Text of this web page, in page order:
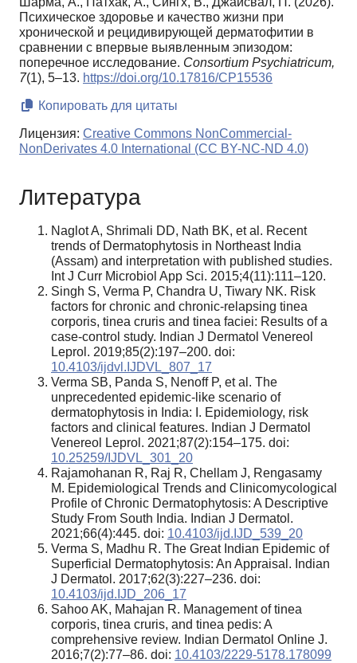
Психическое здоровье и качество жизни при
хронической и рецидивирующей дерматофитии в
сравнении с впервые выявленным эпизодом:
поперечное исследование. Consortium Psychiatricum,
7(1), 5–13. https://doi.org/10.17816/CP15536
Копировать для цитаты
Лицензия: Creative Commons NonCommercial-
NonDerivates 4.0 International (CC BY-NC-ND 4.0)
Литература
Naglot A, Shrimali DD, Nath BK, et al. Recent
trends of Dermatophytosis in Northeast India
(Assam) and interpretation with published studies.
Int J Curr Microbiol App Sci. 2015;4(11):111–120.
Singh S, Verma P, Chandra U, Tiwary NK. Risk
factors for chronic and chronic-relapsing tinea
corporis, tinea cruris and tinea faciei: Results of a
case-control study. Indian J Dermatol Venereol
Leprol. 2019;85(2):197–200. doi:
10.4103/ijdvl.IJDVL_807_17
Verma SB, Panda S, Nenoff P, et al. The
unprecedented epidemic-like scenario of
dermatophytosis in India: I. Epidemiology, risk
factors and clinical features. Indian J Dermatol
Venereol Leprol. 2021;87(2):154–175. doi:
10.25259/IJDVL_301_20
Rajamohanan R, Raj R, Chellam J, Rengasamy
M. Epidemiological Trends and Clinicomycological
Profile of Chronic Dermatophytosis: A Descriptive
Study From South India. Indian J Dermatol.
2021;66(4):445. doi: 10.4103/ijd.IJD_539_20
Verma S, Madhu R. The Great Indian Epidemic of
Superficial Dermatophytosis: An Appraisal. Indian
J Dermatol. 2017;62(3):227–236. doi:
10.4103/ijd.IJD_206_17
Sahoo AK, Mahajan R. Management of tinea
corporis, tinea cruris, and tinea pedis: A
comprehensive review. Indian Dermatol Online J.
2016;7(2):77–86. doi: 10.4103/2229-5178.178099